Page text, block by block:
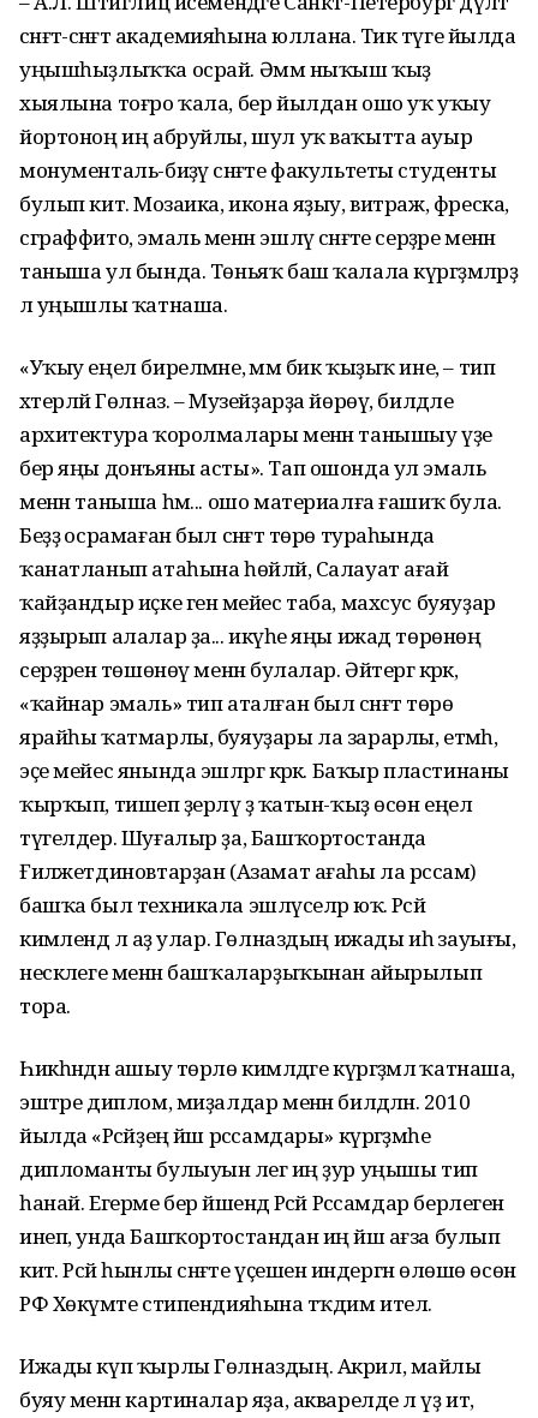
сәнғәт-сәнәғәт академияһына юллана. Тик тәүге йылда
уңышһыҙлыҡҡа осрай. Әммә ныҡыш ҡыҙ
хыялына тоғро ҡала, бер йылдан ошо уҡ уҡыу
йортоноң иң абруйлы, шул уҡ ваҡытта ауыр
монументаль-биҙәү сәнғәте факультеты студенты
булып китә. Мозаика, икона яҙыу, витраж, фреска,
сграффито, эмаль менән эшләү сәнғәте серҙәре менән
таныша ул бында. Төньяҡ баш ҡалала күргәҙмәләрҙә
лә уңышлы ҡатнаша.
«Уҡыу еңел бирелмәне, әммә бик ҡыҙыҡ ине, – тип
хәтерләй Гөлназ. – Музейҙарҙа йөрөү, билдәле
архитектура ҡоролмалары менән танышыу үҙе
бер яңы донъяны асты». Тап ошонда ул эмаль
менән таныша һәм... ошо материалға ғашиҡ була.
Беҙҙә осрамаған был сәнғәт төрө тураһында
ҡанатланып атаһына һөйләй, Салауат ағай
ҡайҙандыр иҫке генә мейес таба, махсус буяуҙар
яҙҙырып алалар ҙа... икәүһе яңы ижад төрөнөң
серҙәренә төшөнөү менән булалар. Әйтергә кәрәк,
«ҡайнар эмаль» тип аталған был сәнғәт төрө
ярайһы ҡатмарлы, буяуҙары ла зарарлы, етмәһә,
эҫе мейес янында эшләргә кәрәк. Баҡыр пластинаны
ҡырҡып, тишеп әҙерләү ҙә ҡатын-ҡыҙ өсөн еңел
түгелдер. Шуғалыр ҙа, Башҡортостанда
Ғиләжетдиновтарҙан (Азамат ағаһы ла рәссам)
башҡа был техникала эшләүселәр юҡ. Рәсәй
кимәлендә лә аҙ улар. Гөлназдың ижады иһә зауығы,
нескәлеге менән башҡаларҙыҡынан айырылып
тора.
Һикһәндән ашыу төрлө кимәлдәге күргәҙмәлә ҡатнаша,
эштәре диплом, миҙалдар менән билдәләнә. 2010
йылда «Рәсәйҙең йәш рәссамдары» күргәҙмәһе
дипломанты булыуын әлегә иң ҙур уңышы тип
һанай. Егерме бер йәшендә Рәсәй Рәссамдар берлегенә
инеп, унда Башҡортостандан иң йәш ағза булып
китә. Рәсәй һынлы сәнғәте үҫешенә индергән өлөшө өсөн
РФ Хөкүмәте стипендияһына тәҡдим ителә.
Ижады күп ҡырлы Гөлназдың. Акрил, майлы
буяу менән картиналар яҙа, акварелде лә үҙ итә,